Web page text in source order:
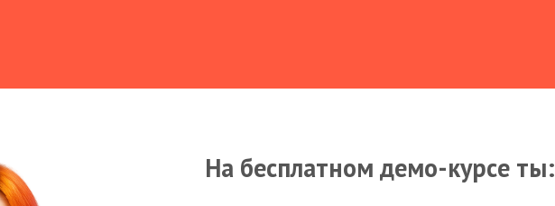
На бесплатном демо-курсе ты: